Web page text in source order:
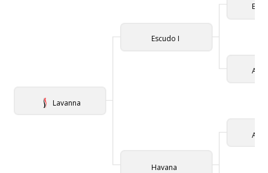
Lavanna
Escudo I
Havana